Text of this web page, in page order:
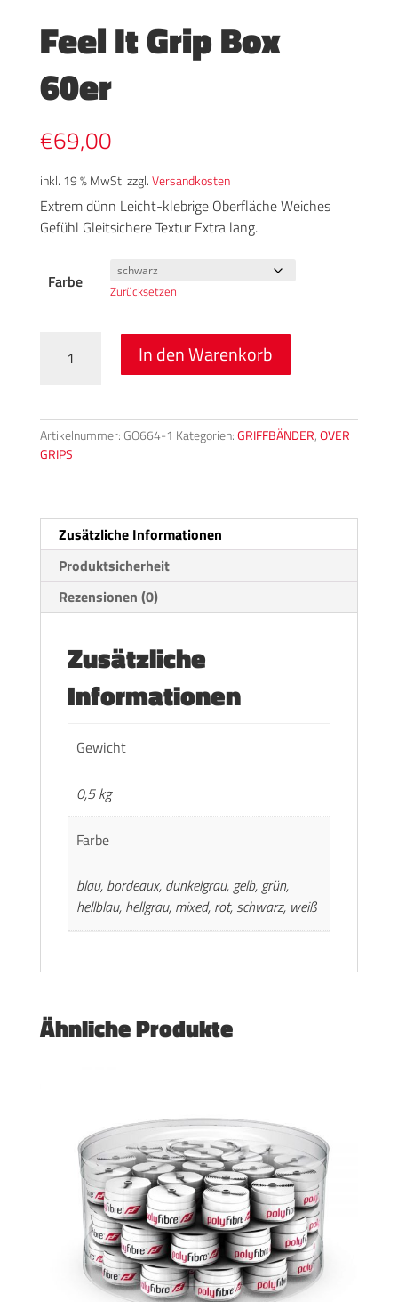
Feel It Grip Box
60er
€69,00
inkl. 19 % MwSt.zzgl.Versandkosten
Extrem dünn Leicht-klebrige Oberfläche Weiches
Gefühl Gleitsichere Textur Extra lang.
Farbe Zurücksetzen
60er
Menge
In den Warenkorb
Artikelnummer: GO664-1 Kategorien:GRIFFBÄNDER,OVER
GRIPS
Zusätzliche Informationen
Produktsicherheit
Rezensionen (0)
Zusätzliche
Informationen
Gewicht
0,5 kg
Farbe
blau, bordeaux, dunkelgrau, gelb, grün,
hellblau, hellgrau, mixed, rot, schwarz, weiß
Ähnliche Produkte